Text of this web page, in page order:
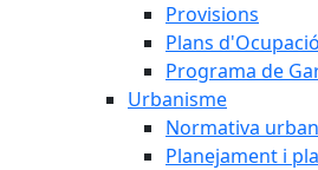
Provisions
Plans d'Ocupació
Programa de
Urbanisme
Normativa
Planejament i